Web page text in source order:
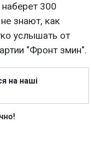
наберет 300
знают, как
услышать от
"Фронт змин".
на наші